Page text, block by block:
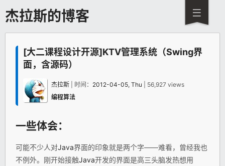
杰拉斯的博客
[大二课程设计开源]KTV管理系统（Swing界
面，含源码）
杰拉斯 | 时间： 2012-04-05, Thu | 56,927 views
编程算法
一些体会：
可能不少人对Java界面的印象就是两个字——难看，曾经我也
不例外。刚开始接触Java开发的界面是高三头脑发热想用